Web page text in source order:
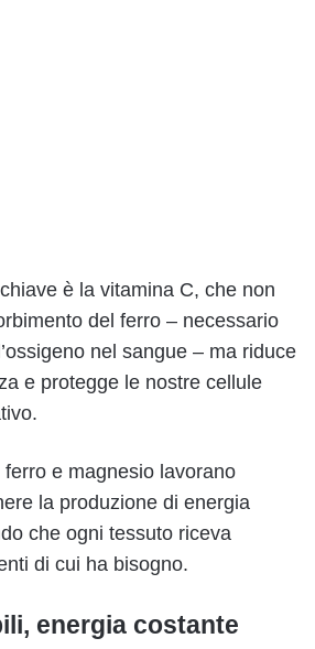
è la vitamina C, che non
del ferro – necessario
nel sangue – ma riduce
e protegge le nostre cellule
e magnesio lavorano
la produzione di energia
che ogni tessuto riceva
di cui ha bisogno.
energia costante